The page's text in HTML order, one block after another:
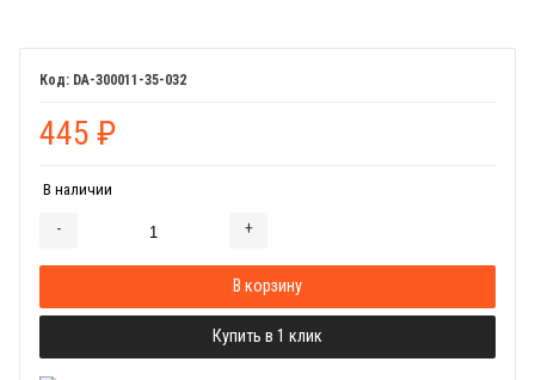
DA-300011-35-032
445 ₽
В наличии
- +
В корзину
Купить в 1 клик